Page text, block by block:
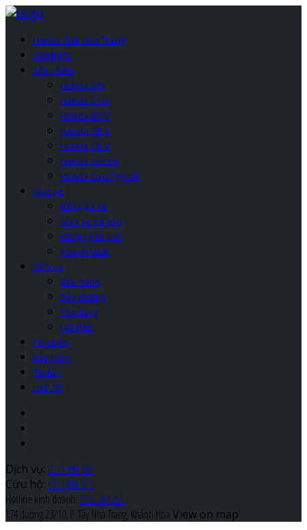
Honda Ô tô Nha Trang
Giới thiệu
Sản phẩm
Honda City
Honda Civic
Honda BR-V
Honda HR-V
Honda CR-V
Honda Accord
Honda Civic Type R
Mua xe
Bảng giá xe
Mua xe trả góp
Đăng ký lái thử
Khuyến mãi
Dịch vụ
Bảo hành
Bảo dưỡng
Phụ tùng
Hỏi đáp
Phụ kiện
Bảo hiểm
Tin tức
Liên hệ
Dịch vụ: 0917 991 926
Cứu hộ: 0917 991 919
Hotline kinh doanh: 0905 254 255
174 đường 23/10, P. Tây Nha Trang, Khánh Hòa View on map